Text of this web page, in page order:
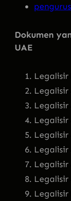
Dokumen
UAE
Legalisir
Legalisir